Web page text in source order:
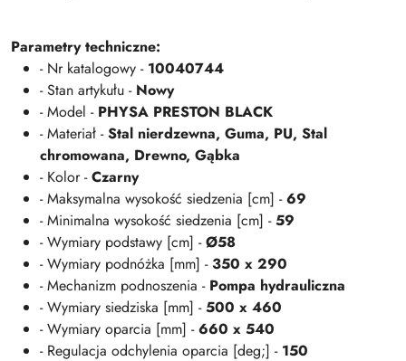
Parametry techniczne:
- Nr katalogowy - 10040744
- Stan artykułu - Nowy
- Model - PHYSA PRESTON BLACK
- Materiał -Stal nierdzewna, Guma, PU, Stal
chromowana, Drewno, Gąbka
- Kolor -Czarny
- Maksymalna wysokość siedzenia [cm] -69
- Minimalna wysokość siedzenia [cm] -59
- Wymiary podstawy [cm] -Ø58
- Wymiary podnóżka [mm] -350 x 290
- Mechanizm podnoszenia - Pompa hydrauliczna
- Wymiary siedziska [mm] -500 x 460
- Wymiary oparcia [mm] -660 x 540
- Regulacja odchylenia oparcia [deg;] - 150